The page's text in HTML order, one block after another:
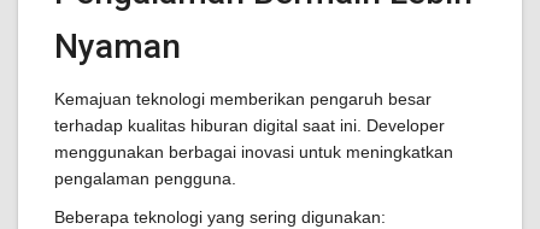
Nyaman
Kemajuan teknologi memberikan pengaruh besar
terhadap kualitas hiburan digital saat ini. Developer
menggunakan berbagai inovasi untuk meningkatkan
pengalaman pengguna.
Beberapa teknologi yang sering digunakan: